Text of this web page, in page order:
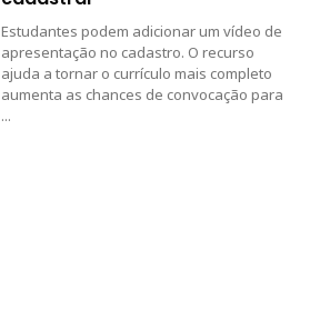
Estudantes podem adicionar um vídeo de
apresentação no cadastro. O recurso
ajuda a tornar o currículo mais completo
aumenta as chances de convocação para
...